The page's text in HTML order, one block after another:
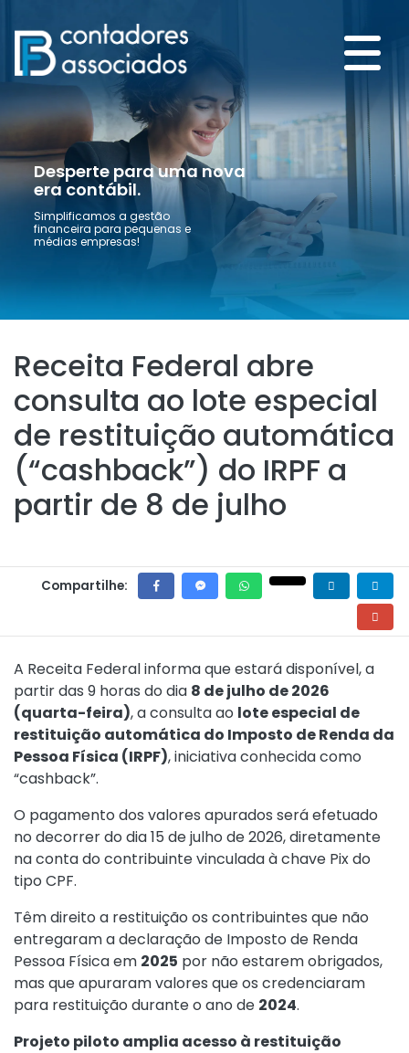
Desperte para uma nova
era contábil.
Simplificamos a gestão
financeira para pequenas e
médias empresas!
Receita Federal abre
consulta ao lote especial
de restituição automática
(“cashback”) do IRPF a
partir de 8 de julho
Compartilhe:
A Receita Federal informa que estará disponível, a
partir das 9 horas do dia 8 de julho de 2026
(quarta-feira), a consulta ao lote especial de
restituição automática do Imposto de Renda da
Pessoa Física (IRPF), iniciativa conhecida como
“cashback”.
O pagamento dos valores apurados será efetuado
no decorrer do dia 15 de julho de 2026, diretamente
na conta do contribuinte vinculada à chave Pix do
tipo CPF.
Têm direito a restituição os contribuintes que não
entregaram a declaração de Imposto de Renda
Pessoa Física em 2025 por não estarem obrigados,
mas que apuraram valores que os credenciaram
para restituição durante o ano de 2024.
Projeto piloto amplia acesso à restituição